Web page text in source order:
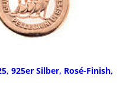
925er Silber, Rosé-Finish,